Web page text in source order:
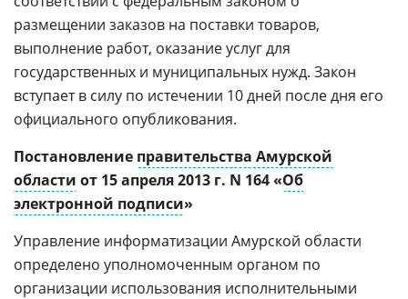
размещении заказов на поставки товаров,
выполнение работ, оказание услуг для
государственных и муниципальных нужд. Закон
вступает в силу по истечении 10 дней после дня его
официального опубликования.
Постановление правительства Амурской
области от 15 апреля 2013 г. N 164 «Об
электронной подписи»
Управление информатизации Амурской области
определено уполномоченным органом по
организации использования исполнительными